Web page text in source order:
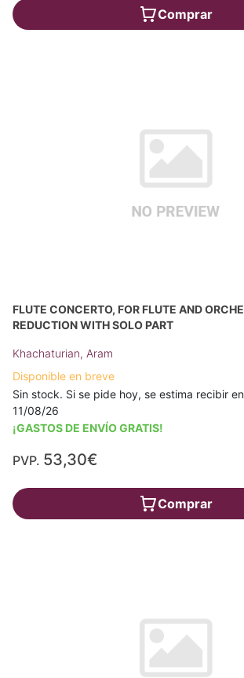
Comprar
FLUTE CONCERTO, FOR FLUTE AND
REDUCTION WITH SOLO PART
Khachaturian, Aram
Disponible en breve
Sin stock. Si se pide hoy, se estima recibir
11/08/26
¡GASTOS DE ENVÍO GRATIS!
PVP. 53,30€
Comprar